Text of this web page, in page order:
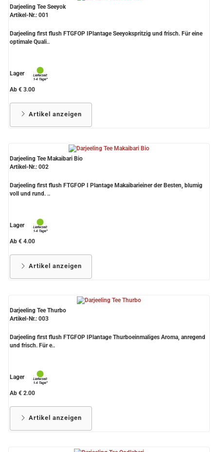
Darjeeling Tee Seeyok
Artikel-Nr.: 001
Darjeeling first flush FTGFOP IPlantage Seeyokspritzig und frisch. Für eine
optimale Quali..
Lager
Ab € 3.00
Artikel anzeigen
Darjeeling Tee Makaibari Bio
Artikel-Nr.: 002
Darjeeling first flush FTGFOP I Plantage Makaibarieiner der Besten, blumig
voll und rund. ..
Lager
Ab € 4.00
Artikel anzeigen
Darjeeling Tee Thurbo
Artikel-Nr.: 003
Darjeeling first flush FTGFOP IPlantage Thurboeinmaliges Aroma, anregend
und frisch. Für e..
Lager
Ab € 2.00
Artikel anzeigen